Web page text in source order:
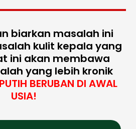
biarkan masalah ini
kulit kepala yang
ini akan membawa
yang lebih kronik
BERUBAN DI AWAL
USIA!